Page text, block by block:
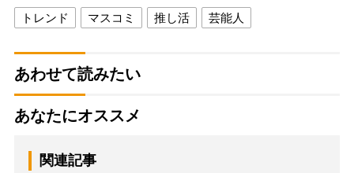
トレンド マスコミ 推し活 芸能人
あわせて読みたい
あなたにオススメ
関連記事